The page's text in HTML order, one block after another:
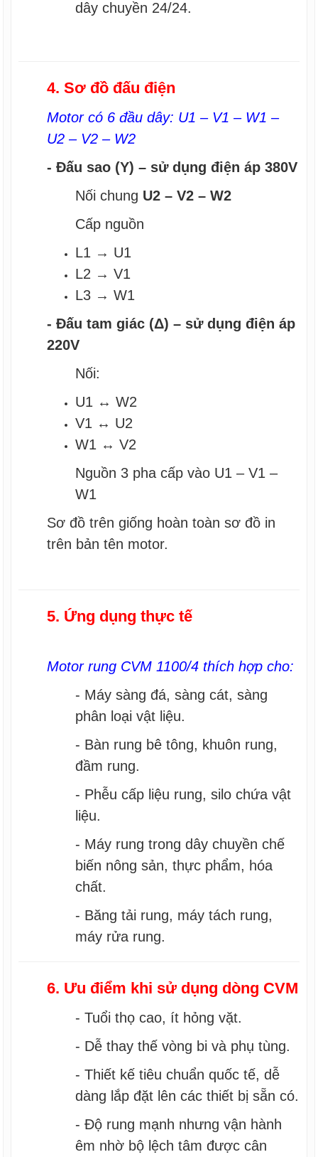
dây chuyền 24/24.
4. Sơ đồ đấu điện
Motor có 6 đầu dây: U1 – V1 – W1 –
U2 – V2 – W2
- Đấu sao (Y) – sử dụng điện áp 380V
Nối chung U2 – V2 – W2
Cấp nguồn
L1 → U1
L2 → V1
L3 → W1
- Đấu tam giác (Δ) – sử dụng điện áp
220V
Nối:
U1 ↔ W2
V1 ↔ U2
W1 ↔ V2
Nguồn 3 pha cấp vào U1 – V1 –
W1
Sơ đồ trên giống hoàn toàn sơ đồ in
trên bản tên motor.
5. Ứng dụng thực tế
Motor rung CVM 1100/4 thích hợp cho:
- Máy sàng đá, sàng cát, sàng
phân loại vật liệu.
- Bàn rung bê tông, khuôn rung,
đầm rung.
- Phễu cấp liệu rung, silo chứa vật
liệu.
- Máy rung trong dây chuyền chế
biến nông sản, thực phẩm, hóa
chất.
- Băng tải rung, máy tách rung,
máy rửa rung.
6. Ưu điểm khi sử dụng dòng CVM
- Tuổi thọ cao, ít hỏng vặt.
- Dễ thay thế vòng bi và phụ tùng.
- Thiết kế tiêu chuẩn quốc tế, dễ
dàng lắp đặt lên các thiết bị sẵn có.
- Độ rung mạnh nhưng vận hành
êm nhờ bộ lệch tâm được cân